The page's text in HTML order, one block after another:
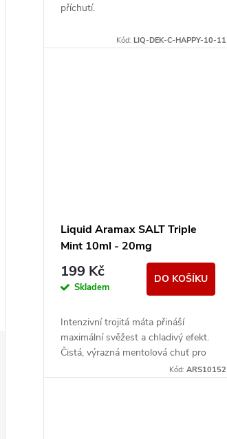
u
příchutí.
Kód:LIQ-DEK-C-HAPPY-10-11
Liquid Aramax SALT Triple
Mint 10ml - 20mg
199 Kč
Skladem
DO KOŠÍKU
Intenzivní trojitá máta přináší
maximální svěžest a chladivý efekt.
Čistá, výrazná mentolová chuť pro
milovníky silného osvěžení.Kód:ARS10152